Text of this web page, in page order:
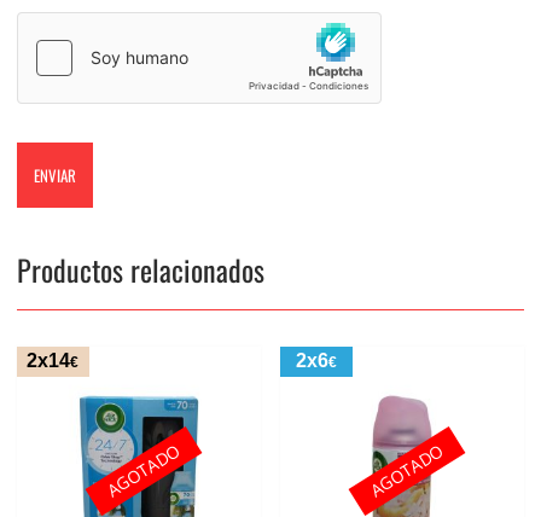
Productos relacionados
2x14€
AGOTADO
2x6€
AGOTADO